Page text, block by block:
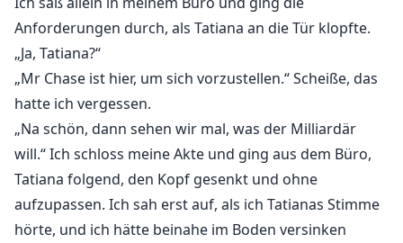
Anforderungen durch, als Tatiana an die Tür klopfte.
„Ja, Tatiana?“
„Mr Chase ist hier, um sich vorzustellen.“ Scheiße, das
hatte ich vergessen.
„Na schön, dann sehen wir mal, was der Milliardär
will.“ Ich schloss meine Akte und ging aus dem Büro,
Tatiana folgend, den Kopf gesenkt und ohne
aufzupassen. Ich sah erst auf, als ich Tatianas Stimme
hörte, und ich hätte beinahe im Boden versinken